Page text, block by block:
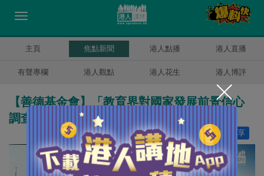
主頁 焦點新聞 港人點播 港人直播
有聲專欄 港人觀點 港人花生 港人博評
【善德基金會】「教育界對國家發展前景信心
調查」 近九成對國家未來前景有信心
分享
讚好 7